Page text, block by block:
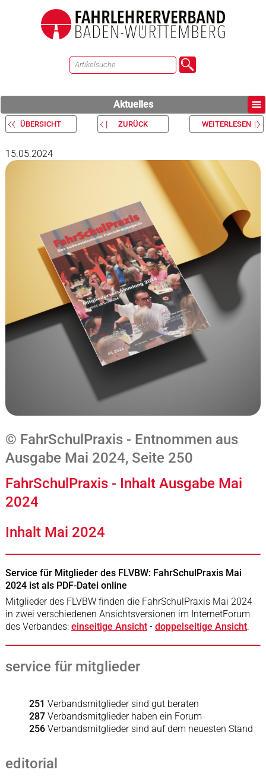
Aktuelles
ÜBERSICHT ZURÜCK WEITERLESEN
15.05.2024
© FahrSchulPraxis - Entnommen aus
Ausgabe Mai 2024, Seite 250
FahrSchulPraxis - Inhalt Ausgabe Mai
2024
Inhalt Mai 2024
Service für Mitglieder des FLVBW: FahrSchulPraxis Mai
2024 ist als PDF-Datei online
Mitglieder des FLVBW finden die FahrSchulPraxis Mai 2024
in zwei verschiedenen Ansichtsversionen im InternetForum
des Verbandes: einseitige Ansicht- doppelseitige Ansicht.
service für mitglieder
251 Verbandsmitglieder sind gut beraten
287Verbandsmitglieder haben ein Forum
256Verbandsmitglieder sind auf dem neuesten Stand
editorial